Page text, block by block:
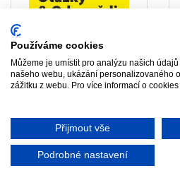
-70%
Němčina - otázky a
odpovědi nejen k maturitě 1.
vydání (VÝPRODEJ)
Vložit do košíku
Používáme cookies
Můžeme je umístit pro analýzu našich
našeho webu, ukázání personalizovaného
zážitku z webu. Pro více informací o
Přijmout vše
Podrobné nastavení